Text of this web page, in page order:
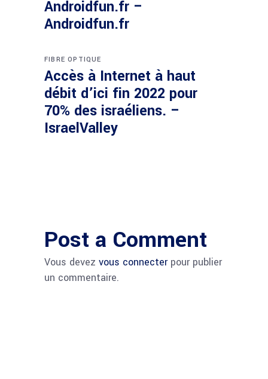
Androidfun.fr –
Androidfun.fr
FIBRE OPTIQUE
Accès à Internet à haut
débit d’ici fin 2022 pour
70% des israéliens. –
IsraelValley
Post a Comment
Vous devez vous connecterpour publier
un commentaire.